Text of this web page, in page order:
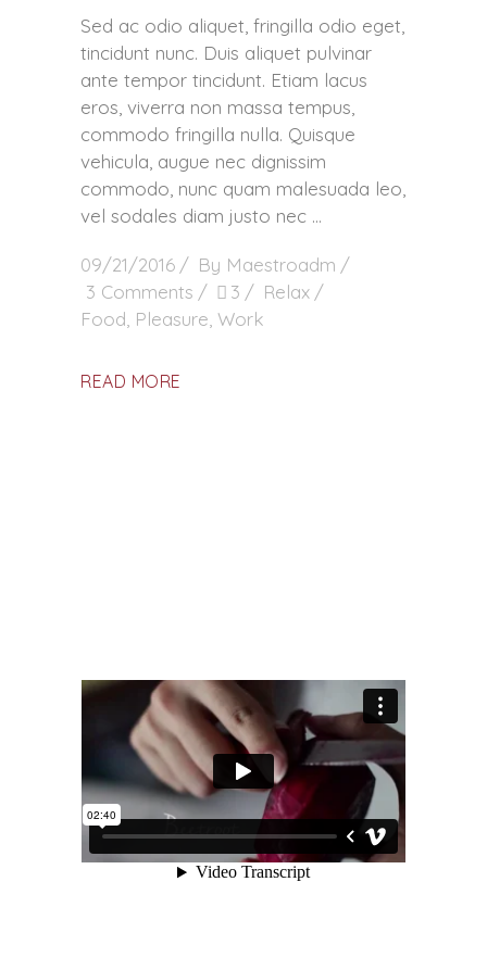
Sed ac odio aliquet, fringilla odio eget,
tincidunt nunc. Duis aliquet pulvinar
ante tempor tincidunt. Etiam lacus
eros, viverra non massa tempus,
commodo fringilla nulla. Quisque
vehicula, augue nec dignissim
commodo, nunc quam malesuada leo,
vel sodales diam justo nec
09/21/2016 By Maestroadm
3 Comments
3
Relax
Food Pleasure Work
READ MORE